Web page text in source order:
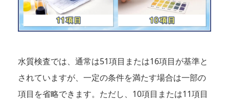
水質検査では、通常は51項目または16項目が基準と
されていますが、一定の条件を満たす場合は一部の
項目を省略できます。ただし、10項目または11項目